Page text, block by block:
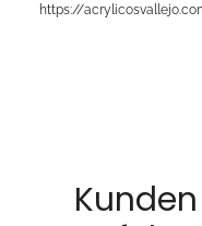
https://